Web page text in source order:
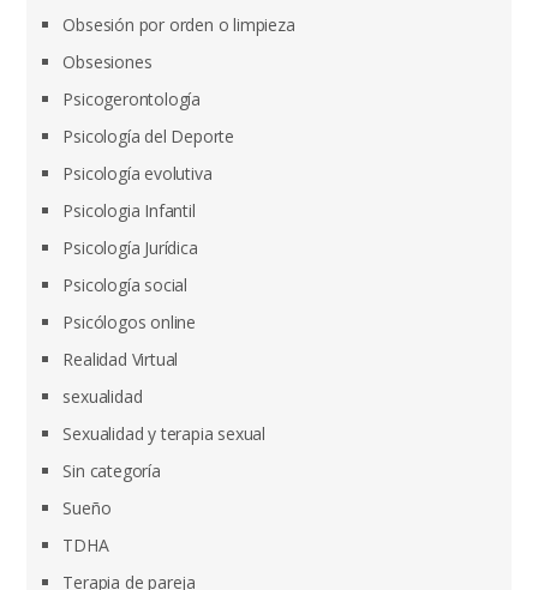
Obsesión por orden o limpieza
Obsesiones
Psicogerontología
Psicología del Deporte
Psicología evolutiva
Psicologia Infantil
Psicología Jurídica
Psicología social
Psicólogos online
Realidad Virtual
sexualidad
Sexualidad y terapia sexual
Sin categoría
Sueño
TDHA
Terapia de pareja